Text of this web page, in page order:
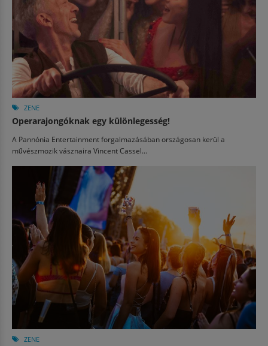
ZENE
Operarajongóknak egy különlegesség!
A Pannónia Entertainment forgalmazásában országosan kerül a
művészmozik vásznaira Vincent Cassel...
ZENE